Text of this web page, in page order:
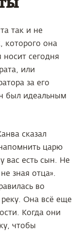
так и не
которого она
сегодня
или
за его
был идеальным
сказал
царю
вас есть сын. Не
зная отца».
во
Она всё еще
Когда они
чтобы